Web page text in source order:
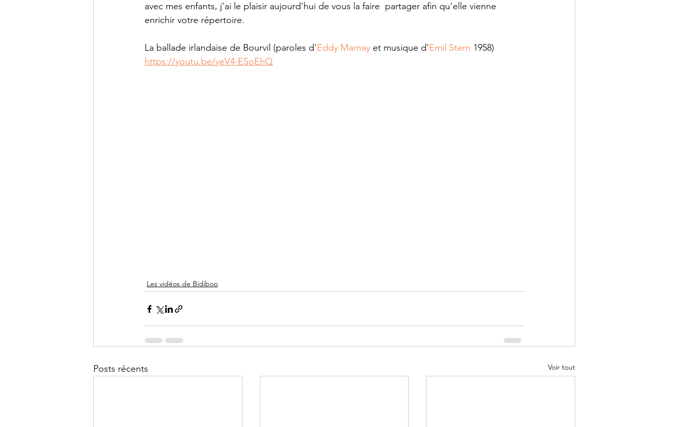
avec mes enfants, j'ai le plaisir aujourd'hui de vous la faire  partager afin qu'elle vienne
enrichir votre répertoire.
La ballade irlandaise de Bourvil (paroles d'Eddy Marnay et musique d'Emil Stern 1958)
https://youtu.be/yeV4-ESoEhQ
Les vidéos de Bidiboo
Posts récents Voir tout